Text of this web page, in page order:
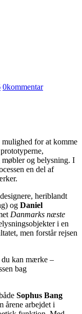
0kommentar
for at komme
møbler og belysning. I
en del af
heriblandt
og Daniel
Danmarks næste
i en
men forstår rejsen
Sophus Bang
årene arbejdet i